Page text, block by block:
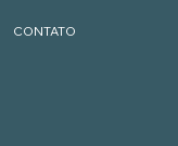
CONTATO